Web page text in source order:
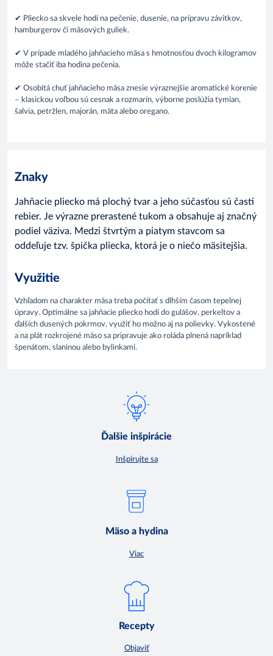
✔ Pliecko sa skvele hodí na pečenie, dusenie, na prípravu závitkov,
hamburgerov či mäsových guliek.
✔ V prípade mladého jahňacieho mäsa s hmotnosťou dvoch kilogramov
môže stačiť iba hodina pečenia.
✔ Osobitá chuť jahňacieho mäsa znesie výraznejšie aromatické korenie
– klasickou voľbou sú cesnak a rozmarín, výborne poslúžia tymian,
šalvia, petržlen, majorán, mäta alebo oregano.
Znaky
Jahňacie pliecko má plochý tvar a jeho súčasťou sú časti
rebier. Je výrazne prerastené tukom a obsahuje aj značný
podiel väziva. Medzi štvrtým a piatym stavcom sa
oddeľuje tzv. špička pliecka, ktorá je o niečo mäsitejšia.
Využitie
Vzhľadom na charakter mäsa treba počítať s dlhším časom tepelnej
úpravy. Optimálne sa jahňacie pliecko hodí do gulášov, perkeltov a
ďalších dusených pokrmov, využiť ho možno aj na polievky. Vykostené
a na plát rozkrojené mäso sa pripravuje ako roláda plnená napríklad
špenátom, slaninou alebo bylinkami.
Ďalšie inšpirácie
Inšpirujte sa
Mäso a hydina
Viac
Recepty
Objaviť